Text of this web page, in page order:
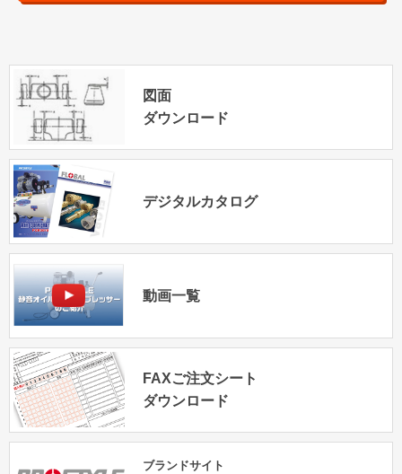
図面
ダウンロード
デジタルカタログ
動画一覧
FAXご注文シート
ダウンロード
ブランドサイト